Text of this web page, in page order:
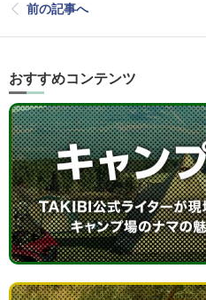
前の記事へ
おすすめコンテンツ